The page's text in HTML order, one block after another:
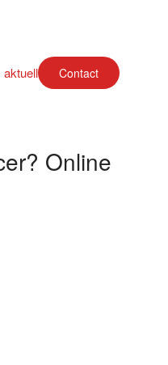
aktuell Contact
Online